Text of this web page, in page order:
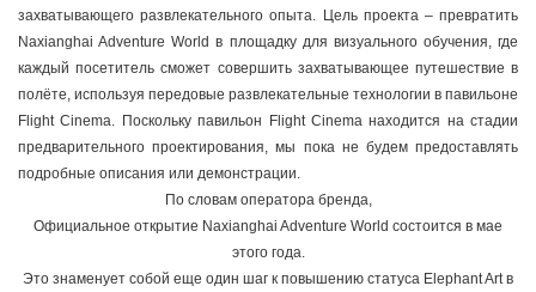
захватывающего развлекательного опыта. Цель проекта – превратить
Naxianghai Adventure World в площадку для визуального обучения, где
каждый посетитель сможет совершить захватывающее путешествие в
полёте, используя передовые развлекательные технологии в павильоне
Flight Cinema. Поскольку павильон Flight Cinema находится на стадии
предварительного проектирования, мы пока не будем предоставлять
подробные описания или демонстрации.
По словам оператора бренда,
Официальное открытие Naxianghai Adventure World состоится в мае
этого года.
Это знаменует собой еще один шаг к повышению статуса Elephant Art в